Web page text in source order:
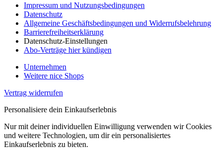
Impressum und Nutzungsbedingungen
Datenschutz
Allgemeine Geschäftsbedingungen und Widerrufsbelehrung
Barrierefreiheitserklärung
Datenschutz-Einstellungen
Abo-Verträge hier kündigen
Unternehmen
Weitere nice Shops
Vertrag widerrufen
Personalisiere dein Einkaufserlebnis
Nur mit deiner individuellen Einwilligung verwenden wir Cookies
und weitere Technologien, um dir ein personalisiertes
Einkaufserlebnis zu bieten.